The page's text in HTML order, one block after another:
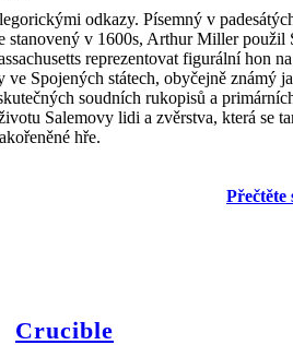
odkazy. Písemný v
stanovený v 1600s, Arthur Miller použil
reprezentovat figurální hon na
ve Spojených státech, obyčejně známý
soudních rukopisů a
Salemovy lidi a zvěrstva, která se
hře.
Přečtěte
Crucible